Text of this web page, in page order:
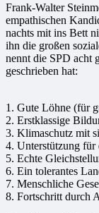
Frank-Walter
empathischen
nachts mit ins Bett
ihn die großen
nennt die SPD acht
geschrieben hat:
1. Gute Löhne (für
2. Erstklassige
3. Klimaschutz mit
4. Unterstützung für
5. Echte
6. Ein tolerantes
7. Menschliche
8. Fortschritt durch